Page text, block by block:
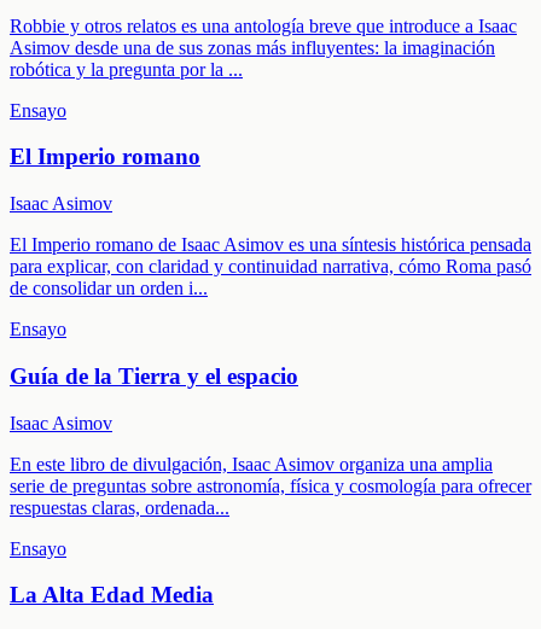
Robbie y otros relatos es una antología breve que introduce a Isaac
Asimov desde una de sus zonas más influyentes: la imaginación
robótica y la pregunta por la ...
Ensayo
El Imperio romano
Isaac Asimov
El Imperio romano de Isaac Asimov es una síntesis histórica pensada
para explicar, con claridad y continuidad narrativa, cómo Roma pasó
de consolidar un orden i...
Ensayo
Guía de la Tierra y el espacio
Isaac Asimov
En este libro de divulgación, Isaac Asimov organiza una amplia
serie de preguntas sobre astronomía, física y cosmología para ofrecer
respuestas claras, ordenada...
Ensayo
La Alta Edad Media